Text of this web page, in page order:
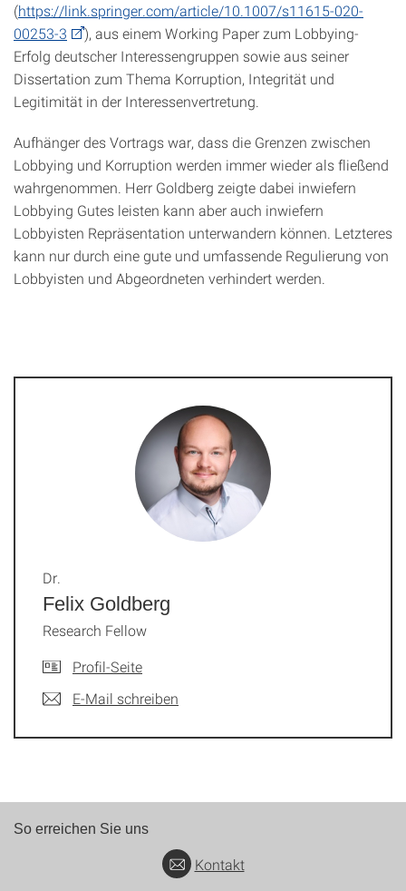
(https://link.springer.com/article/10.1007/s11615-020-
00253-3
), aus einem Working Paper zum Lobbying-
Erfolg deutscher Interessengruppen sowie aus seiner
Dissertation zum Thema Korruption, Integrität und
Legitimität in der Interessenvertretung.
Aufhänger des Vortrags war, dass die Grenzen zwischen
Lobbying und Korruption werden immer wieder als fließend
wahrgenommen. Herr Goldberg zeigte dabei inwiefern
Lobbying Gutes leisten kann aber auch inwiefern
Lobbyisten Repräsentation unterwandern können. Letzteres
kann nur durch eine gute und umfassende Regulierung von
Lobbyisten und Abgeordneten verhindert werden.
Felix Goldberg
Dr.
Research Fellow
Profil-Seite
E-Mail schreiben
So erreichen Sie uns
Kontakt